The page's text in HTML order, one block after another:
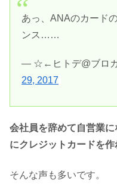
あっ、ANAのカード
ンス……
— ☆←ヒトデ@ブロ
29, 2017
会社員を辞めて自営業
にクレジットカードを
そんな声も多いです。